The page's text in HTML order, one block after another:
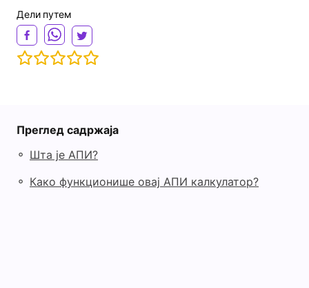
Дели путем
Преглед садржаја
◦ Шта је АПИ?
◦ Како функционише овај АПИ калкулатор?